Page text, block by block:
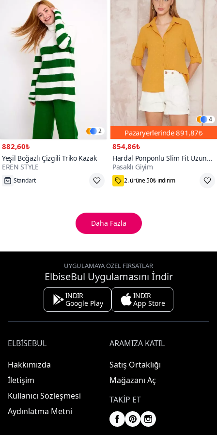
2
882,60₺
Yeşil Boğazlı Çizgili Triko Kazak
EREN STYLE
Tükenmek Üzere
4
Pazaryerlerinde891,87₺
854,86₺
Hardal Ponponlu Slim Fit Uzun
Kollu Gömlek
Pasaklı Giyim
75₺ Kupon Fırsatı
Daha Fazla
UYGULAMAYA ÖZEL FIRSATLAR
ElbiseBul Uygulamasını İndir
İNDİR
Google Play
İNDİR
App Store
ELBISEBUL
Hakkımızda
İletişim
Kullanıcı Sözleşmesi
Aydınlatma Metni
ARAMIZA KATIL
Satış Ortaklığı
Mağazanı Aç
TAKIP ET